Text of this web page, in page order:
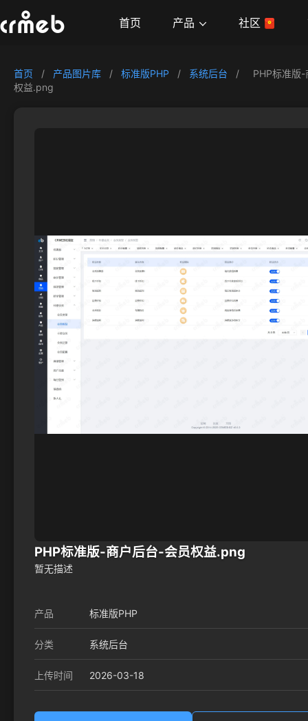
首页 产品 社区
首页 / 产品图片库 / 标准版PHP / 系统后台 /
PHP标准版
权益.png
PHP标准版-商户后台-会员权益.png
暂无描述
产品 标准版PHP
分类 系统后台
上传时间 2026-03-18